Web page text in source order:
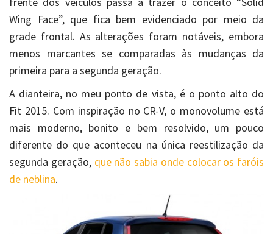
Wing Face”, que fica bem evidenciado por meio da
grade frontal. As alterações foram notáveis, embora
menos marcantes se comparadas às mudanças da
primeira para a segunda geração.
A dianteira, no meu ponto de vista, é o ponto alto do
Fit 2015. Com inspiração no CR-V, o monovolume está
mais moderno, bonito e bem resolvido, um pouco
diferente do que aconteceu na única reestilização da
segunda geração, que não sabia onde colocar os faróis
de neblina.